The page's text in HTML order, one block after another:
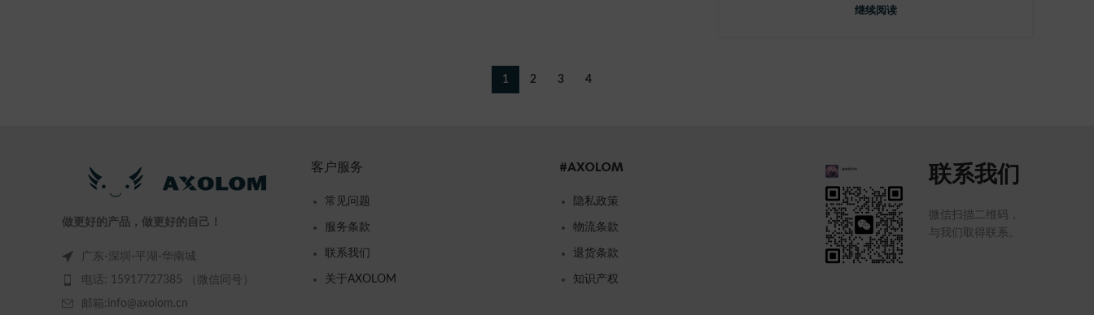
继续阅读
1 2 3 4
做更好的产品，做更好的自己！
广东-深圳-平湖-华南城
电话: 15917727385 （微信同号）
邮箱:info@axolom.cn
客户服务
常见问题
服务条款
联系我们
关于AXOLOM
#AXOLOM
隐私政策
物流条款
退货条款
知识产权
联系我们
微信扫描二维码，
与我们取得联系。